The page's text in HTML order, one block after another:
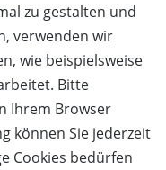
zu gestalten und
verwenden wir
wie beispielsweise
Bitte
Ihrem Browser
können Sie jederzeit
Cookies bedürfen
führt zu einer
auf den gesamten
werden das
Abwehrkräfte auf